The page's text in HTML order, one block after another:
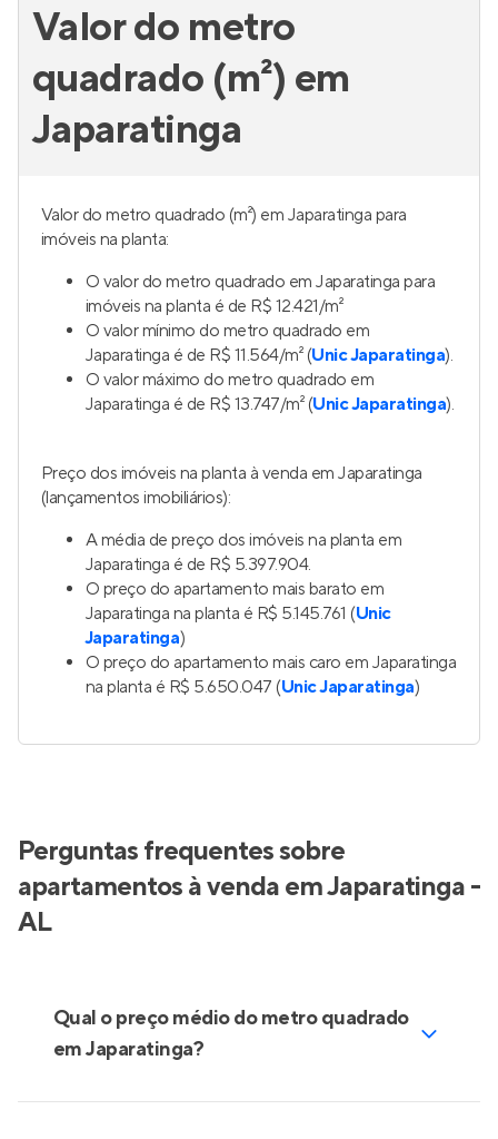
Valor do metro
quadrado (m²) em
Japaratinga
Valor do metro quadrado (m²) em Japaratinga para
imóveis na planta:
O valor do metro quadrado em Japaratinga para
imóveis na planta é de R$ 12.421/m²
O valor mínimo do metro quadrado em
Japaratinga é de R$ 11.564/m² (Unic Japaratinga).
O valor máximo do metro quadrado em
Japaratinga é de R$ 13.747/m² (Unic Japaratinga).
Preço dos imóveis na planta à venda em Japaratinga
(lançamentos imobiliários):
A média de preço dos imóveis na planta em
Japaratinga é de R$ 5.397.904.
O preço do apartamento mais barato em
Japaratinga na planta é R$ 5.145.761 (Unic
Japaratinga)
O preço do apartamento mais caro em Japaratinga
na planta é R$ 5.650.047 (Unic Japaratinga)
Perguntas frequentes sobre
apartamentos à venda em Japaratinga -
AL
Qual o preço médio do metro quadrado
em Japaratinga?